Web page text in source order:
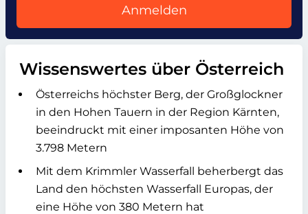
Anmelden
Wissenswertes über Österreich
Österreichs höchster Berg, der Großglockner
in den Hohen Tauern in der Region Kärnten,
beeindruckt mit einer imposanten Höhe von
3.798 Metern
Mit dem Krimmler Wasserfall beherbergt das
Land den höchsten Wasserfall Europas, der
eine Höhe von 380 Metern hat